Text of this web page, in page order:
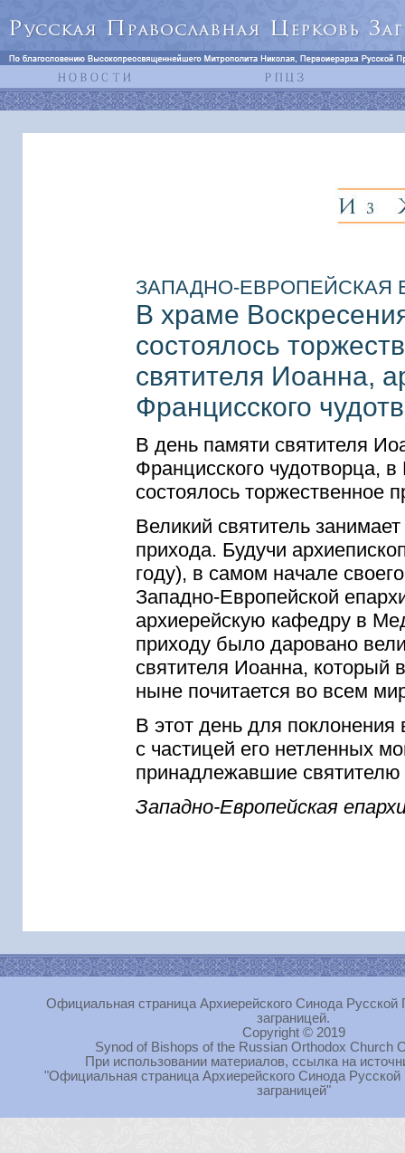
ЗАПАДНО-ЕВРОПЕЙСКАЯ
В храме
состоялось
святителя Иоанна,
Францисского
В день памяти святителя
Францисского чудотворца,
состоялось торжественное
Великий святитель
прихода. Будучи
году), в самом начале
Западно-Европейской
архиерейскую кафедру в
приходу было даровано
святителя Иоанна, который
ныне почитается во всем
В этот день для
с частицей его нетленных
принадлежавшие святителю
Западно-Европейская
Официальная страница Архиерейского Синода Русской
заграницей.
Copyright © 2019
Synod of Bishops of the Russian Orthodox Church
При использовании материалов, ссылка на
"Официальная страница Архиерейского Синода
заграницей"